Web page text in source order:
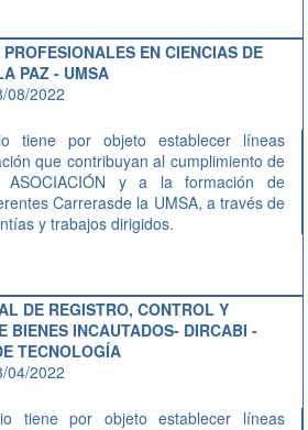
EN CIENCIAS DE
PAZ - UMSA
08/2022
tiene por objeto establecer líneas
que contribuyan al cumplimiento de
y a la formación de
Carrerasde la UMSA, a través de
y trabajos dirigidos.
DE REGISTRO, CONTROL Y
BIENES INCAUTADOS- DIRCABI -
TECNOLOGÍA
04/2022
tiene por objeto establecer líneas